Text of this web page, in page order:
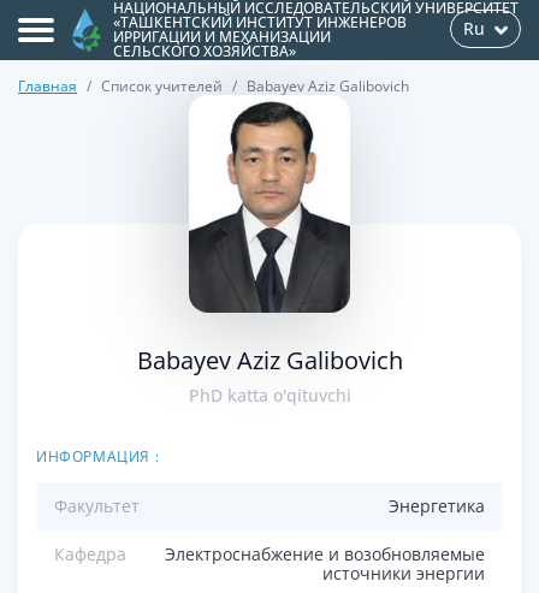
НАЦИОНАЛЬНЫЙ ИССЛЕДОВАТЕЛЬСКИЙ УНИВЕРСИТЕТ
«ТАШКЕНТСКИЙ ИНСТИТУТ ИНЖЕНЕРОВ
ИРРИГАЦИИ И МЕХАНИЗАЦИИ
СЕЛЬСКОГО ХОЗЯЙСТВА»
Ru
Главная Список учителей Babayev Aziz Galibovich
Babayev Aziz Galibovich
PhD katta o'qituvchi
ИНФОРМАЦИЯ :
Факультет Энергетикa
Кафедра
Электроснабжение и возобновляемые
источники энергии